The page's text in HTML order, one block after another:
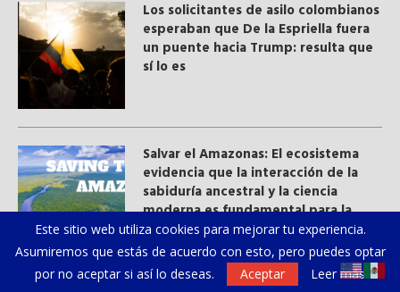
Los solicitantes de asilo colombianos
esperaban que De la Espriella fuera
un puente hacia Trump: resulta que
sí lo es
Salvar el Amazonas: El ecosistema
evidencia que la interacción de la
sabiduría ancestral y ​la ciencia
moderna​ es fundamental para la
humanidad
Este sitio web utiliza cookies para mejorar tu experiencia.
Asumiremos que estás de acuerdo con esto, pero puedes optar
por no aceptar si así lo deseas.
Aceptar Leer más